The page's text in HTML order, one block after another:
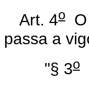
Art. 4oO
passa a
"§ 3o